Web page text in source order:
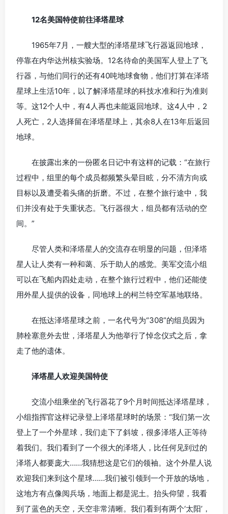
12名美国特使前往泽塔星球
1965年7月，一艘大型的泽塔星球飞行器返回地球，
停靠在内华达州核实验场。12名待命的美国军人登上了飞
行器，与他们同行的还有40吨地球食物，他们打算在泽塔
星球上生活10年，以了解泽塔星球的科技水准和行为准则
等。这12个人中，有4人再也未能返回地球。这4人中，2
人死亡，2人选择留在泽塔星球上，其余8人在13年后返回
地球。
在披露出来的一份匿名日记中有这样的记载：“在旅行
过程中，组里的每个成员都频繁头晕目眩，分不清方向或
目标以及遭受着头痛的折磨。不过，在整个旅行途中，我
们并没有处于失重状态。飞行器很大，组员都有活动的空
间。”
尽管人类和泽塔星人的交流存在明显的问题，但泽塔
星人让人类有一种和蔼、乐于助人的感觉。美军交流小组
可以在飞船内四处走动，在整个旅行过程中，他们还能使
用外星人提供的设备，同地球上的柯兰特空军基地联络。
在抵达泽塔星球之前，一名代号为“308”的组员因为
肺栓塞意外去世，泽塔星人为他举行了悼念仪式之后，拿
走了他的遗体。
泽塔星人欢迎美国特使
交流小组乘坐的飞行器花了9个月时间抵达泽塔星球，
小组指挥官这样记录登上泽塔星球时的场景：“我们第一次
登上了一个外星球，我们走下了斜坡，很多泽塔人正等待
着我们。我们看到了一个很大的泽塔人，比任何见到过的
泽塔人都要庞大……我猜想这是它们的领袖。这个外星人说
欢迎我们来到这个星球……我们被引领到一个开放的场地，
这地方有点像阅兵场，地面上都是泥土。抬头仰望，我看
到了蓝色的天空，天空非常清晰。我们看到有两个‘太阳’，